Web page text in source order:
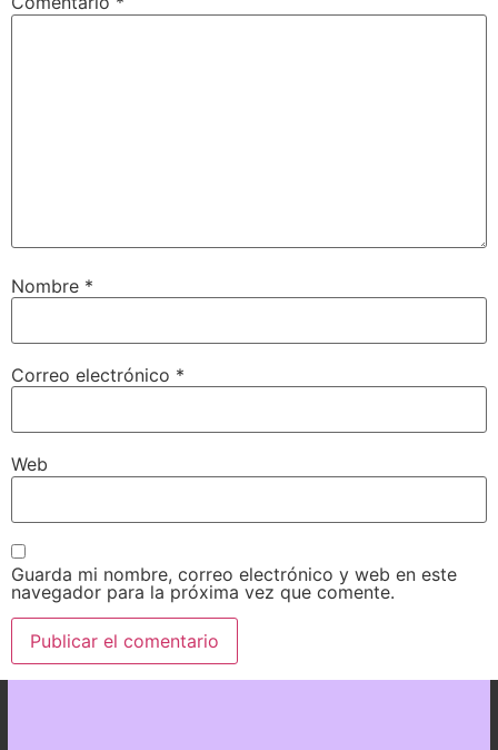
Nombre *
Correo electrónico *
Web
Guarda mi nombre, correo electrónico y web en este
navegador para la próxima vez que comente.